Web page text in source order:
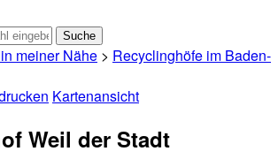
meiner Nähe > Recyclinghöfe im Baden-
Kartenansicht
Weil der Stadt